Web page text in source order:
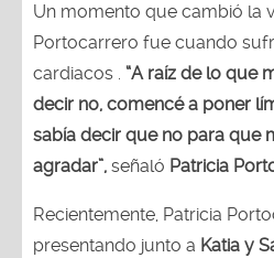
Un momento que cambió la
Portocarrero fue cuando
cardiacos . “A raíz de lo que
decir no, comencé a poner
sabía decir que no para que
agradar”, señaló Patricia
Recientemente, Patricia
presentando junto a Katia y